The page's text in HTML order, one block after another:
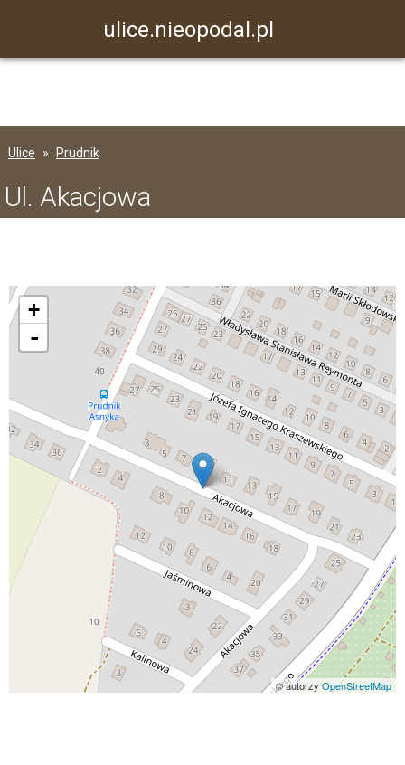
ulice.nieopodal.pl
Ulice Prudnik
Ul. Akacjowa
+
-
© autorzy OpenStreetMap